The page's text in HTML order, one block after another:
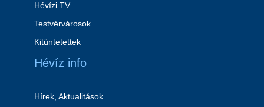
Hévízi TV
Testvérvárosok
Kitüntetettek
Hévíz info
Hírek, Aktualitások